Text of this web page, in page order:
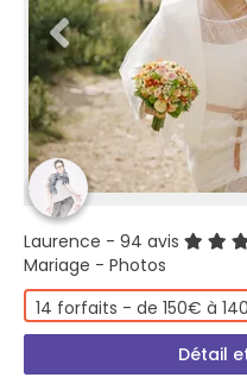
Laurence - 94 avis
Mariage - Photos
14 forfaits - de 150€ à
Détail